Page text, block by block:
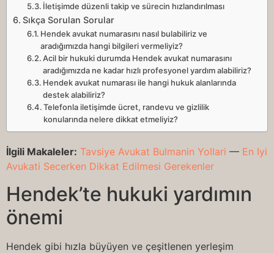
İletişimde düzenli takip ve sürecin hızlandırılması
Sıkça Sorulan Sorular
Hendek avukat numarasını nasıl bulabiliriz ve
aradığımızda hangi bilgileri vermeliyiz?
Acil bir hukuki durumda Hendek avukat numarasını
aradığımızda ne kadar hızlı profesyonel yardım alabiliriz?
Hendek avukat numarası ile hangi hukuk alanlarında
destek alabiliriz?
Telefonla iletişimde ücret, randevu ve gizlilik
konularında nelere dikkat etmeliyiz?
İlgili Makaleler: Tavsiye Avukat Bulmanin Yollari — En Iyi
Avukati Secerken Dikkat Edilmesi Gerekenler
Hendek’te hukuki yardımın
önemi
Hendek gibi hızla büyüyen ve çeşitlenen yerleşim